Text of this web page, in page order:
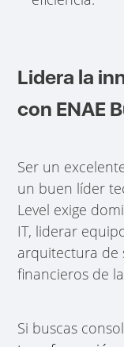
Lidera la
con ENAE
Ser un
un buen líder
Level exige
IT, liderar
arquitectura de
financieros de
Si buscas